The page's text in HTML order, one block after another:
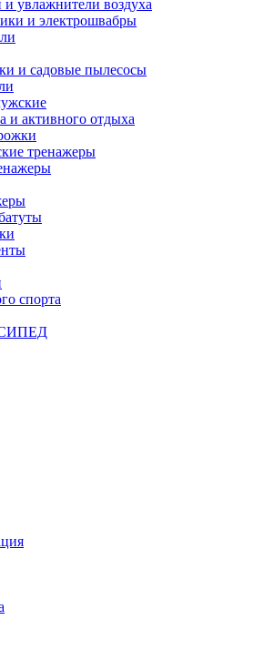
увлажнители воздуха
и электрошвабры
и садовые пылесосы
и активного отдыха
тренажеры
спорта